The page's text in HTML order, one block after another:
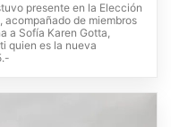
presente en la Elección
acompañado de miembros
a Sofía Karen Gotta,
quien es la nueva